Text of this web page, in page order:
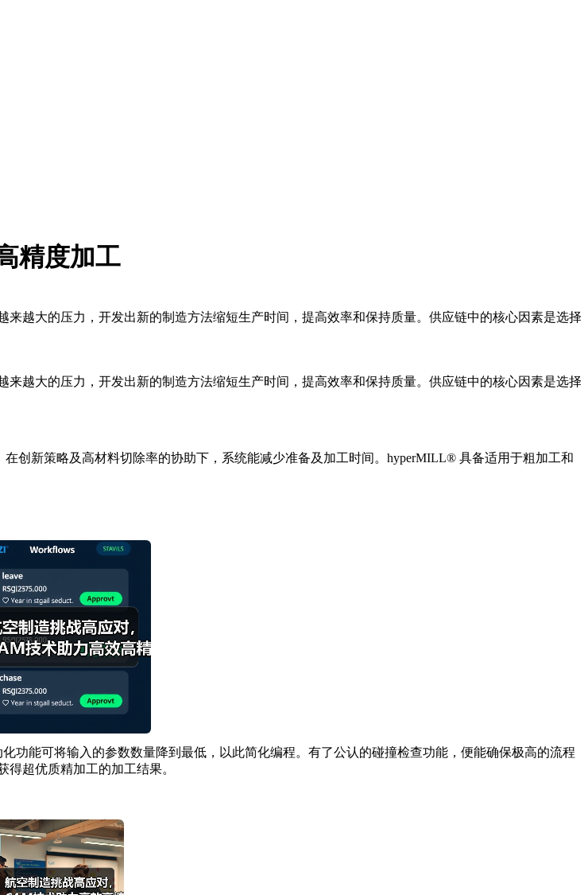
精度加工
越大的压力，开发出新的制造方法缩短生产时间，提高效率和保持质量。供应链中的核心因素是选择
大的压力，开发出新的制造方法缩短生产时间，提高效率和保持质量。供应链中的核心因素是选择
新策略及高材料切除率的协助下，系统能减少准备及加工时间。hyperMILL® 具备适用于粗加工和
能可将输入的参数数量降到最低，以此简化编程。有了公认的碰撞检查功能，便能确保极高的流程
超优质精加工的加工结果。